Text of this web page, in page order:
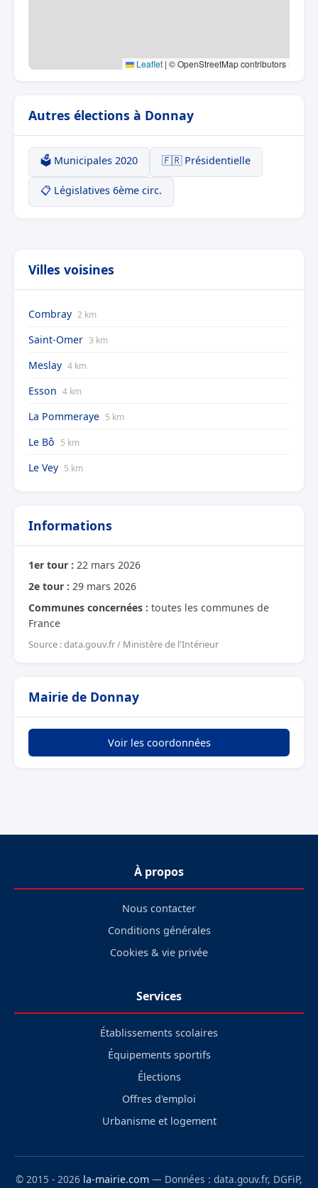
Leaflet | © OpenStreetMap contributors
Autres élections à Donnay
🗳️ Municipales 2020 🇫🇷 Présidentielle
📋 Législatives 6ème circ.
Villes voisines
Combray 2 km
Saint-Omer 3 km
Meslay 4 km
Esson 4 km
La Pommeraye 5 km
Le Bô 5 km
Le Vey 5 km
Informations
1er tour : 22 mars 2026
2e tour : 29 mars 2026
Communes concernées : toutes les communes de
France
Source : data.gouv.fr / Ministère de l'Intérieur
Mairie de Donnay
Voir les coordonnées
À propos
Nous contacter
Conditions générales
Cookies & vie privée
Services
Établissements scolaires
Équipements sportifs
Élections
Offres d'emploi
Urbanisme et logement
© 2015 - 2026 la-mairie.com — Données : data.gouv.fr, DGFiP,